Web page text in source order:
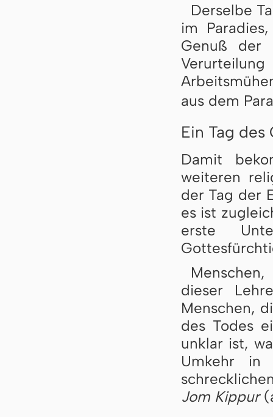
Derselbe
im
Genuß der
aus dem
Ein Tag des
Damit
weiteren
der Tag der
es ist
erste
dieser
Menschen,
des Todes
unklar ist,
Umkehr in
Jom Kippur